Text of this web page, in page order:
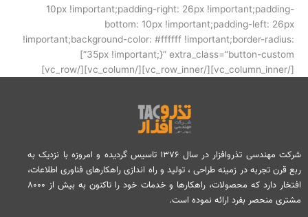
10px !important;padding-right: 26px !important;padding-
bottom: 10px !important;padding-left: 26px
!important;background-color: #ffffff !important;border-radius:
35px !important;}” extra_class=”button-custom”]
[/vc_column_inner][/vc_row_inner][/vc_column][/vc_row]
شرکت مهندسی تذروافزار در سال ۱۳۷۶ تاسیس گردیده و امروزه با نزدیک به
ربع قرن تجربه در زمینه طراحی ، تولید و راه اندازی راهکارهای فناوری اطلاعات،
افتخار دارد که محصولات، راهکارها و خدمات خود را تاکنون به بیش از ۸۰۰۰
مشتری منحصر بفرد ارائه نموده است.